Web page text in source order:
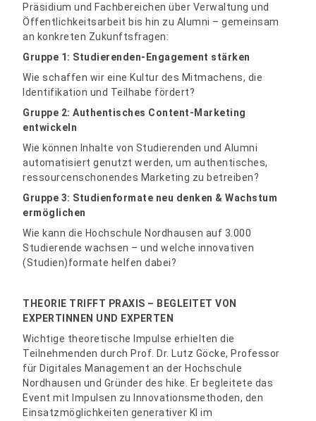
Präsidium und Fachbereichen über Verwaltung und
Öffentlichkeitsarbeit bis hin zu Alumni – gemeinsam
an konkreten Zukunftsfragen:
Gruppe 1: Studierenden-Engagement stärken
Wie schaffen wir eine Kultur des Mitmachens, die
Identifikation und Teilhabe fördert?
Gruppe 2: Authentisches Content-Marketing
entwickeln
Wie können Inhalte von Studierenden und Alumni
automatisiert genutzt werden, um authentisches,
ressourcenschonendes Marketing zu betreiben?
Gruppe 3: Studienformate neu denken & Wachstum
ermöglichen
Wie kann die Hochschule Nordhausen auf 3.000
Studierende wachsen – und welche innovativen
(Studien)formate helfen dabei?
THEORIE TRIFFT PRAXIS – BEGLEITET VON
EXPERTINNEN UND EXPERTEN
Wichtige theoretische Impulse erhielten die
Teilnehmenden durch Prof. Dr. Lutz Göcke, Professor
für Digitales Management an der Hochschule
Nordhausen und Gründer des hike. Er begleitete das
Event mit Impulsen zu Innovationsmethoden, den
Einsatzmöglichkeiten generativer KI im